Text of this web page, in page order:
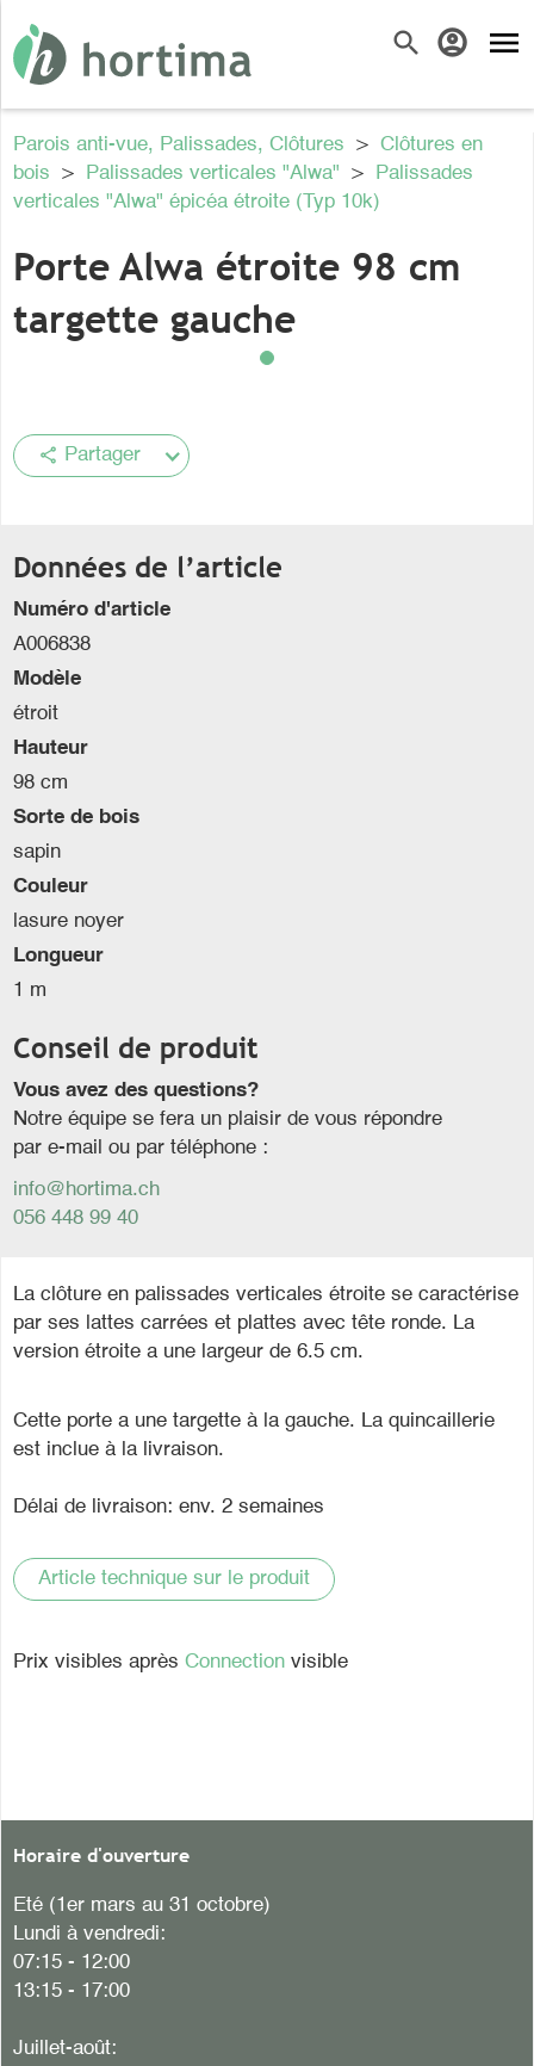
search account_circle menu
Parois anti-vue, Palissades, Clôtures > Clôtures en
bois
> Palissades verticales "Alwa" >
Palissades
verticales "Alwa" épicéa étroite (Typ 10k)
Porte Alwa étroite 98 cm
targette gauche
share Partager
Données de l’article
Numéro d'article
A006838
Modèle
étroit
Hauteur
98 cm
Sorte de bois
sapin
Couleur
lasure noyer
Longueur
1 m
Conseil de produit
Vous avez des questions?
Notre équipe se fera un plaisir de vous répondre
par e-mail ou par téléphone :
info@hortima.ch
056 448 99 40
La clôture en palissades verticales étroite se caractérise
par ses lattes carrées et plattes avec tête ronde. La
version étroite a une largeur de 6.5 cm.
Cette porte a une targette à la gauche. La quincaillerie
est inclue à la livraison.
Délai de livraison: env. 2 semaines
Article technique sur le produit
Prix visibles après Connection visible
Horaire d'ouverture
Eté (1er mars au 31 octobre)
Lundi à vendredi:
07:15 - 12:00
13:15 - 17:00
Juillet-août: